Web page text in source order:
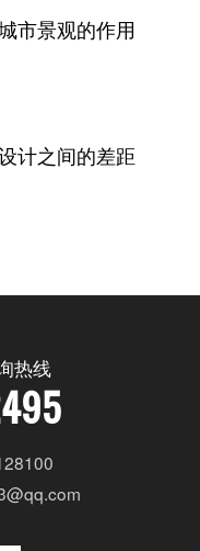
市景观的作用
计之间的差距
热线